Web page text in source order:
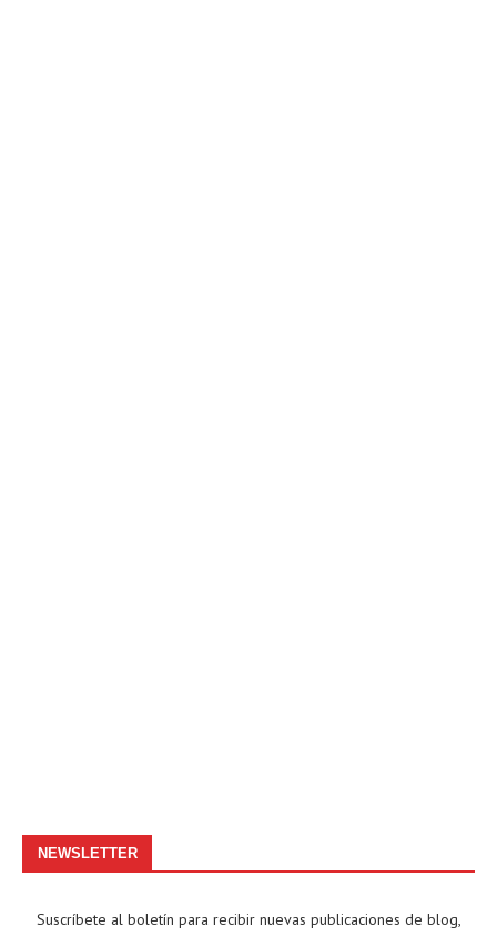
NEWSLETTER
Suscríbete al boletín para recibir nuevas publicaciones de blog,